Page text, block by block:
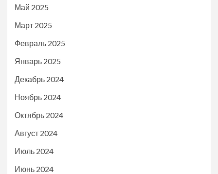
Май 2025
Март 2025
Февраль 2025
Январь 2025
Декабрь 2024
Ноябрь 2024
Октябрь 2024
Август 2024
Июль 2024
Июнь 2024